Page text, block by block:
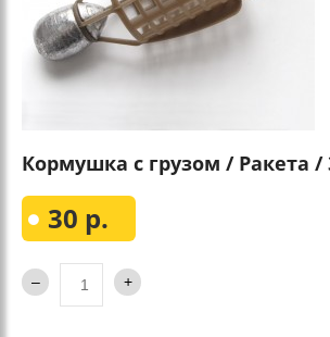
Кормушка с грузом / Ракета /
30 р.